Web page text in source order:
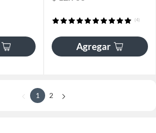
(4)
Agregar
1 2